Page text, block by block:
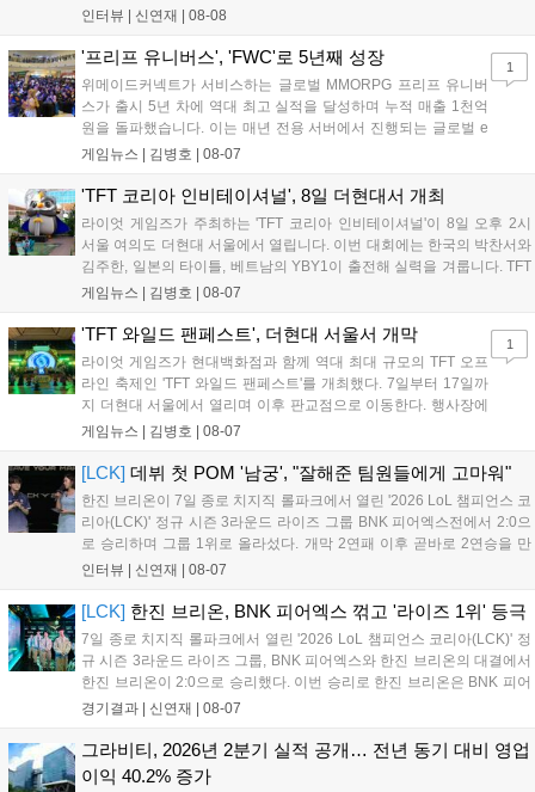
를 추구하다 보니까 팀적으로 안 좋은 사고가 계속 많이 났던 것
LoL 챔피언스 코리아(LCK)'...
인터뷰 | 신연재 08-08
'프리프 유니버스', 'FWC'로 5년째 성장
위메이드커넥트가 서비스하는 글로벌 MMORPG 프리프 유니버
스가 출시 5년 차에 역대 최고 실적을 달성하며 누적 매출 1천억
원을 돌파했습니다. 이는 매년 전용 서버에서 진행되는 글로벌 e
스포츠 대회 FWC의 영향이 큽니다. FWC는 이용자가 동일한 조
은 전년 대비 매출과 이용자 지표가 대폭 상승하는 성과를 냈습니
다. 오는 10월 필리핀 마닐라에서 총상금 11만 달러 규모의 제4회
FWC 그랜드 파이널이 개최될 예정이며, 위메이드커넥트는 이를
통해 커뮤니티 중심의 장기 성장 모델을 지속할 방침입니다....
게임뉴스 | 김병호 08-07
1
'TFT 코리아 인비테이셔널', 8일 더현대서 개최
라이엇 게임즈가 주최하는 'TFT 코리아 인비테이셔널'이 8일 오후 2시
서울 여의도 더현대 서울에서 열립니다. 이번 대회에는 한국의 박찬서와
김주한, 일본의 타이틀, 베트남의 YBY1이 출전해 실력을 겨룹니다. TFT
는 소속팀 없이 개인 자격으로 참가하는 독특한 대회 구조를 가지며, 누
17일까지 이어지는 이번 행사는 신규 세트 체험과 공연 등 다양한 즐길
거리를 제공하며, 이후 현대백화점 판교점에서도 행사가 이어질 예정입
니다. 연말에는 라스베이거스 오픈이 개최됩니다....
게임뉴스 | 김병호 08-07
'TFT 와일드 팬페스트', 더현대 서울서 개막
라이엇 게임즈가 현대백화점과 함께 역대 최대 규모의 TFT 오프
라인 축제인 'TFT 와일드 팬페스트'를 개최했다. 7일부터 17일까
지 더현대 서울에서 열리며 이후 판교점으로 이동한다. 행사장에
는 체험, 스페셜, 무대 존이 마련됐으며 8일 오후 2시 인비테이셔
연 등 다채로운 일정이 준비되어 있다. 사전 예약은 조기 마감될
만큼 큰 인기를 끌고 있다....
게임뉴스 | 김병호 08-07
1
[LCK] 데뷔 첫 POM '남궁', "잘해준 팀원들에게 고마워"
한진 브리온이 7일 종로 치지직 롤파크에서 열린 '2026 LoL 챔피언스 코
리아(LCK)' 정규 시즌 3라운드 라이즈 그룹 BNK 피어엑스전에서 2:0으
로 승리하며 그룹 1위로 올라섰다. 개막 2연패 이후 곧바로 2연승을 만
들어내면서 이어질 4라운드에 대한 기대감을 올렸다. 다음은 이날 데뷔
인터뷰 | 신연재 08-07
[LCK] 한진 브리온, BNK 피어엑스 꺾고 '라이즈 1위' 등극
7일 종로 치지직 롤파크에서 열린 '2026 LoL 챔피언스 코리아(LCK)' 정
규 시즌 3라운드 라이즈 그룹, BNK 피어엑스와 한진 브리온의 대결에서
한진 브리온이 2:0으로 승리했다. 이번 승리로 한진 브리온은 BNK 피어
엑스를 제치고 라이즈 그룹 1위로 올라섰다. 1세트, 한진 브리온이 '로머'
경기결과 | 신연재 08-07
그라비티, 2026년 2분기 실적 공개… 전년 동기 대비 영업
이익 40.2% 증가